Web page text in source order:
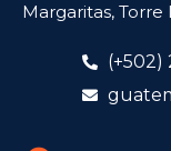
Margaritas, Torre
(+502)